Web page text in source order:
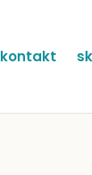
kontakt